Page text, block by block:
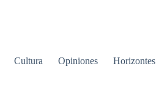
Cultura Opiniones Horizontes